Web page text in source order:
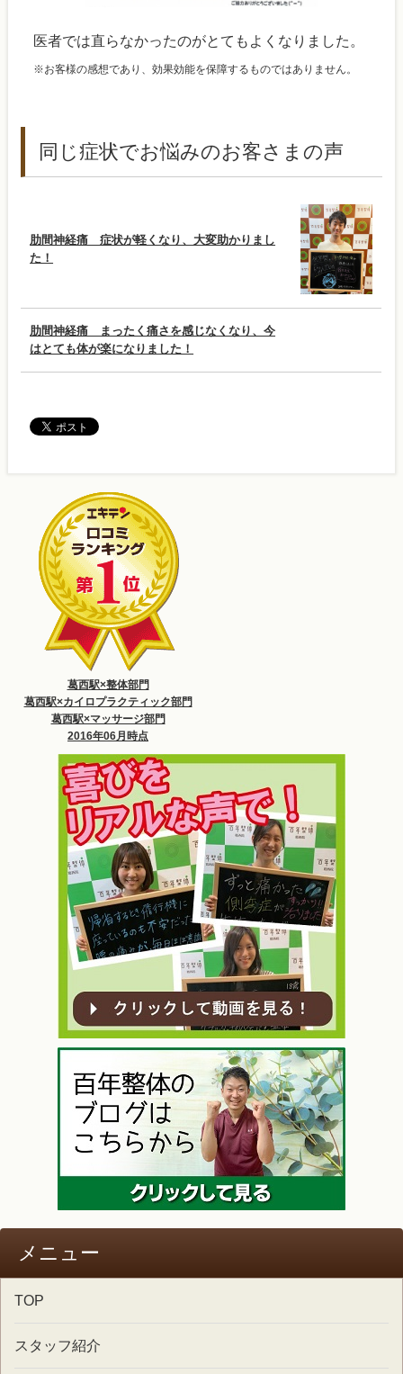
医者では直らなかったのがとてもよくなりました。
※お客様の感想であり、効果効能を保障するものではありません。
同じ症状でお悩みのお客さまの声
肋間神経痛 症状が軽くなり、大変助かりまし
た！
肋間神経痛 まったく痛さを感じなくなり、今
はとても体が楽になりました！
葛西駅×整体部門
葛西駅×カイロプラクティック部門
葛西駅×マッサージ部門
2016年06月時点
メニュー
TOP
スタッフ紹介